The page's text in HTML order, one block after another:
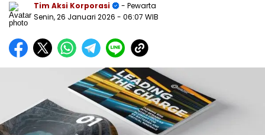
Tim Aksi Korporasi
- Pewarta
Senin, 26 Januari 2026 - 06:07 WIB